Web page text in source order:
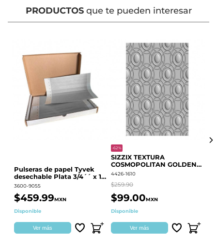
PRODUCTOSque te pueden interesar
Pulseras de papel Tyvek
desechable Plata 3/4´´ x 10
´´
3600-9055
$459.99MXN
Disponible
Ver más
-62%
SIZZIX TEXTURA
COSMOPOLITAN GOLDEN
RINGS S.PARK 666700
4426-1610
$259.90
$99.00MXN
Disponible
Ver más